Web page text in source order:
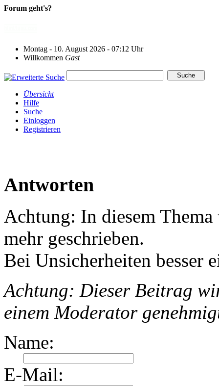
Forum geht's?
Montag - 10. August 2026 - 07:12 Uhr
Willkommen Gast
Übersicht
Hilfe
Suche
Einloggen
Registrieren
Antworten
Achtung: In diesem
mehr geschrieben.
Bei Unsicherheiten besser
Achtung: Dieser Beitrag
einem Moderator
Name:
E-Mail: